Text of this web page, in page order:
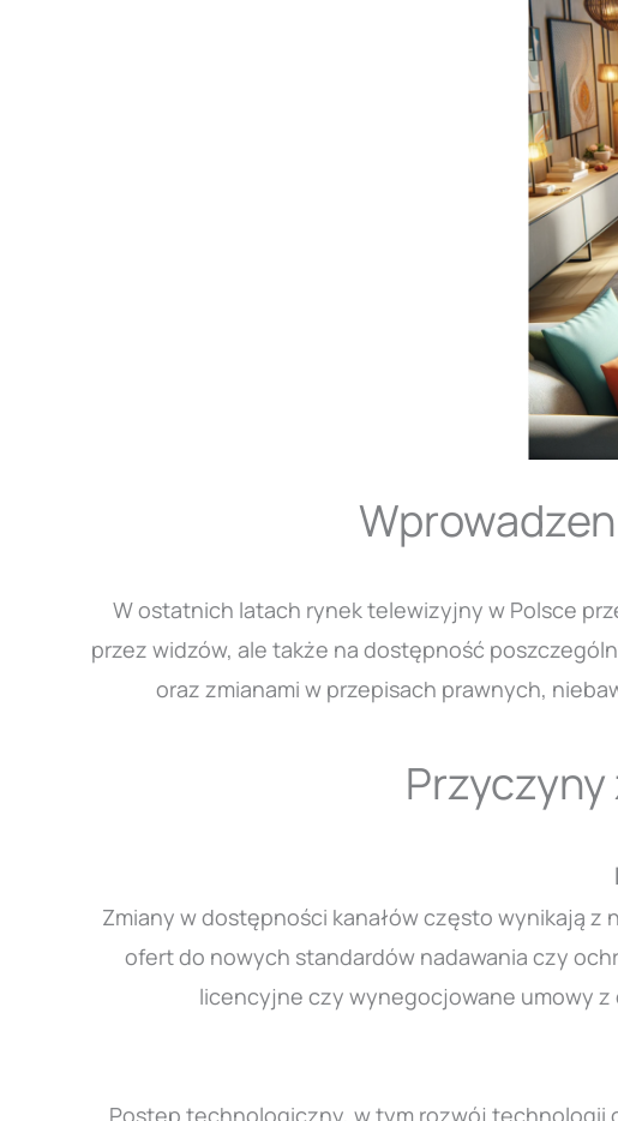
W ostatnich latach rynek telewizyjny w Polsce
przez widzów, ale także na dostępność
oraz zmianami w przepisach prawnych,
Zmiany w dostępności kanałów często wynikają
ofert do nowych standardów nadawania czy
licencyjne czy wynegocjowane umowy
Postęp technologiczny, w tym rozwój